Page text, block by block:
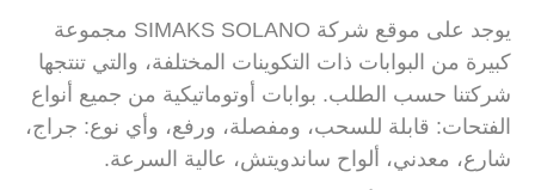
يوجد على موقع شركة SIMAKS SOLANO مجموعة
كبيرة من البوابات ذات التكوينات المختلفة، والتي تنتجها
شركتنا حسب الطلب. بوابات أوتوماتيكية من جميع أنواع
الفتحات: قابلة للسحب، ومفصلة، ورفع، وأي نوع: جراج،
شارع، معدني، ألواح ساندويتش، عالية السرعة.